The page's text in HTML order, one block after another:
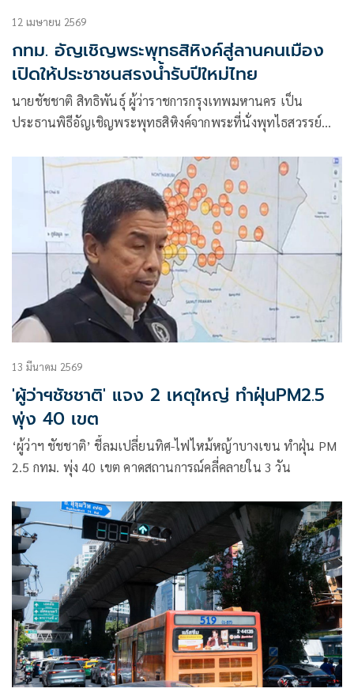
12 เมษายน 2569
กทม. อัญเชิญพระพุทธสิหิงค์สู่ลานคนเมือง
เปิดให้ประชาชนสรงน้ำรับปีใหม่ไทย
นายชัชชาติ สิทธิพันธุ์ ผู้ว่าราชการกรุงเทพมหานคร เป็น
ประธานพิธีอัญเชิญพระพุทธสิหิงค์จากพระที่นั่งพุทไธสวรรย์
13 มีนาคม 2569
'ผู้ว่าฯชัชชาติ' แจง 2 เหตุใหญ่ ทำฝุ่นPM2.5
พุ่ง 40 เขต
‘ผู้ว่าฯ ชัชชาติ’ ชี้ลมเปลี่ยนทิศ-ไฟไหม้หญ้าบางเขน ทำฝุ่น PM
2.5 กทม. พุ่ง 40 เขต คาดสถานการณ์คลี่คลายใน 3 วัน